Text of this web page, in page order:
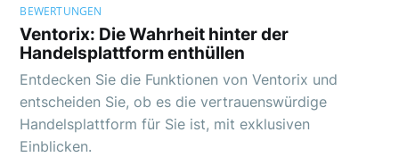
BEWERTUNGEN
Ventorix: Die Wahrheit hinter der
Handelsplattform enthüllen
Entdecken Sie die Funktionen von Ventorix und
entscheiden Sie, ob es die vertrauenswürdige
Handelsplattform für Sie ist, mit exklusiven
Einblicken.